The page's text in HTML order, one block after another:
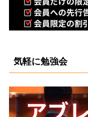
気軽に勉強会